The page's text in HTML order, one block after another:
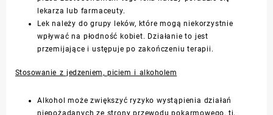
lekarza lub farmaceuty.
Lek należy do grupy leków, które mogą niekorzystnie
wpływać na płodność kobiet. Działanie to jest
przemijające i ustępuje po zakończeniu terapii.
Stosowanie z jedzeniem, piciem i alkoholem
Alkohol może zwiększyć ryzyko wystąpienia działań
niepożądanych ze strony przewodu pokarmowego, tj.